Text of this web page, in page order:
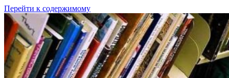
Перейти к содержимому